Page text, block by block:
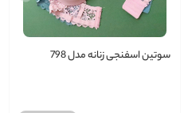
سوتین اسفنجی زنانه مدل 798